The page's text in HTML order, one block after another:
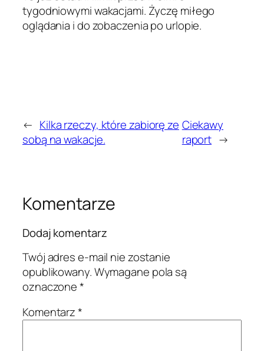
tygodniowymi wakacjami. Życzę miłego
oglądania i do zobaczenia po urlopie.
← Kilka rzeczy, które zabiorę ze
sobą na wakacje.
Ciekawy
raport →
Komentarze
Dodaj komentarz
Twój adres e-mail nie zostanie
opublikowany.Wymagane pola są
oznaczone*
Komentarz*